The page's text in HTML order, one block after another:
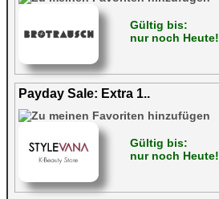
Gültig bis:
nur noch Heute!
Payday Sale: Extra 1..
Gültig bis:
nur noch Heute!